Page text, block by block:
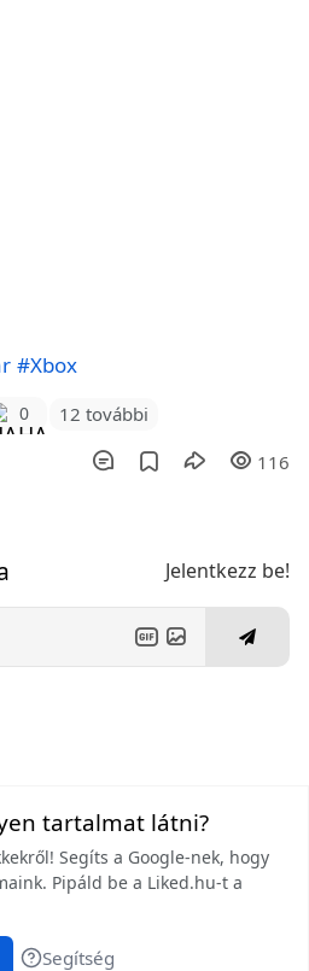
#Xbox
0 12 további
116
Jelentkezz be!
tartalmat látni?
Segíts a Google-nek, hogy
Pipáld be a Liked.hu-t a
Segítség